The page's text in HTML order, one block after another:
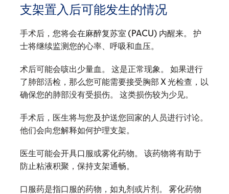
支架置入后可能发生的情况
手术后，您将会在麻醉复苏室 (PACU) 内醒来。 护
士将继续监测您的心率、呼吸和血压。
术后可能会咳出少量血。 这是正常现象。 如果进行
了肺部活检，那么您可能需要接受胸部 X 光检查，以
确保您的肺部没有受损伤。 这类损伤较为少见。
手术后，医生将与您及护送您回家的人员进行讨论。
他们会向您解释如何护理支架。
医生可能会开具口服或雾化药物。 该药物将有助于
防止粘液积聚，保持支架通畅。
口服药是指口服的药物，如丸剂或片剂。 雾化药物